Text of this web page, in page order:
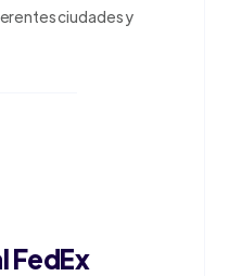
ciudades y
FedEx